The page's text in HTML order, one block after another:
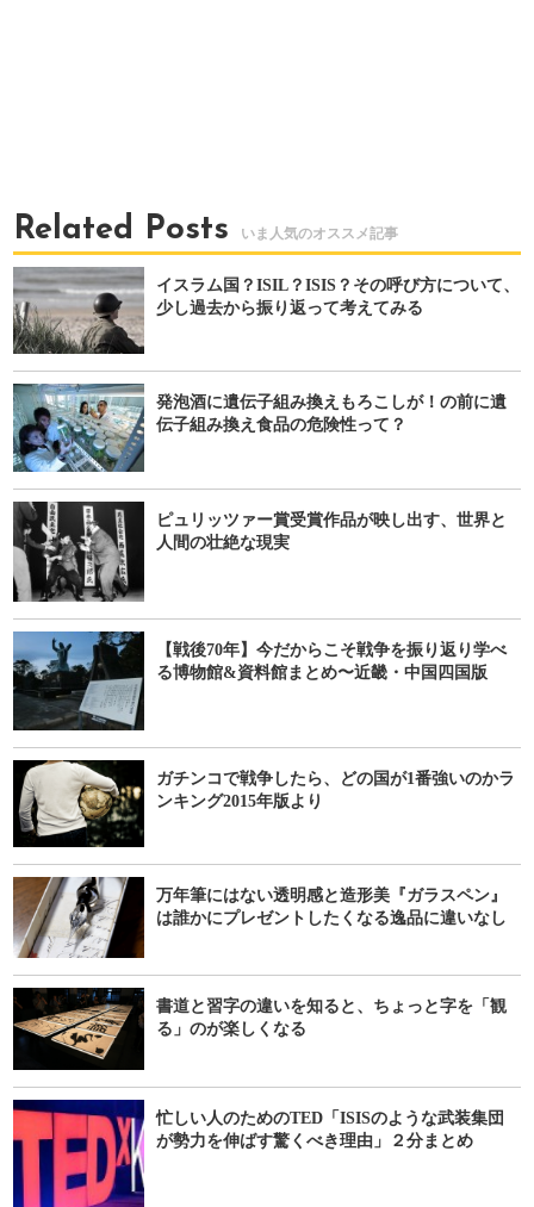
Related Posts
イスラム国？ISIL？ISIS？その呼び方について、
少し過去から振り返って考えてみる
発泡酒に遺伝子組み換えもろこしが！の前に遺
伝子組み換え食品の危険性って？
ピュリッツァー賞受賞作品が映し出す、世界と
人間の壮絶な現実
【戦後70年】今だからこそ戦争を振り返り学べ
る博物館&資料館まとめ〜近畿・中国四国版
ガチンコで戦争したら、どの国が1番強いのかラ
ンキング2015年版より
万年筆にはない透明感と造形美『ガラスペン』
は誰かにプレゼントしたくなる逸品に違いなし
書道と習字の違いを知ると、ちょっと字を「観
る」のが楽しくなる
忙しい人のためのTED「ISISのような武装集団
が勢力を伸ばす驚くべき理由」２分まとめ